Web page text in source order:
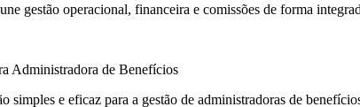
gestão operacional, financeira e comissões de forma
simples e eficaz para a gestão de administradoras de